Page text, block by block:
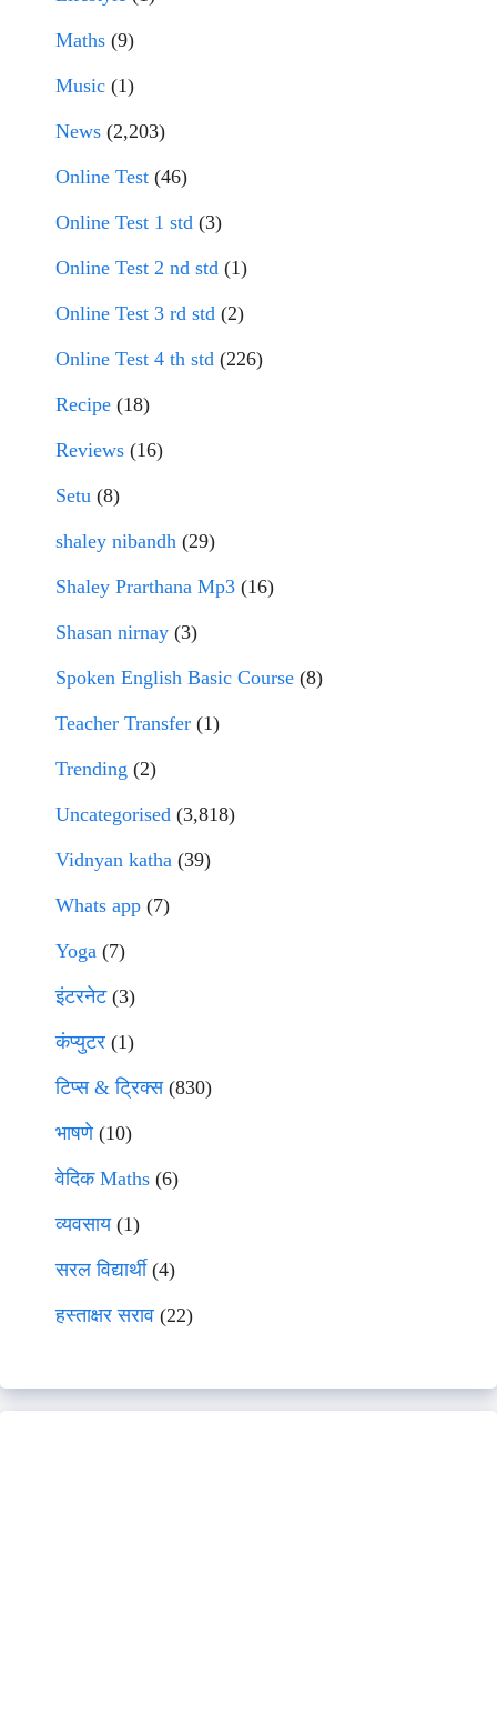
Maths (9)
Music (1)
News (2,203)
Online Test (46)
Online Test 1 std (3)
Online Test 2 nd std (1)
Online Test 3 rd std (2)
Online Test 4 th std (226)
Recipe (18)
Reviews (16)
Setu (8)
shaley nibandh (29)
Shaley Prarthana Mp3 (16)
Shasan nirnay (3)
Spoken English Basic Course (8)
Teacher Transfer (1)
Trending (2)
Uncategorised (3,818)
Vidnyan katha (39)
Whats app (7)
Yoga (7)
इंटरनेट(3)
कंप्युटर (1)
टिप्स & ट्रिक्स(830)
भाषणे(10)
वेदिक Maths (6)
व्यवसाय(1)
सरल विद्यार्थी(4)
हस्ताक्षर सराव (22)